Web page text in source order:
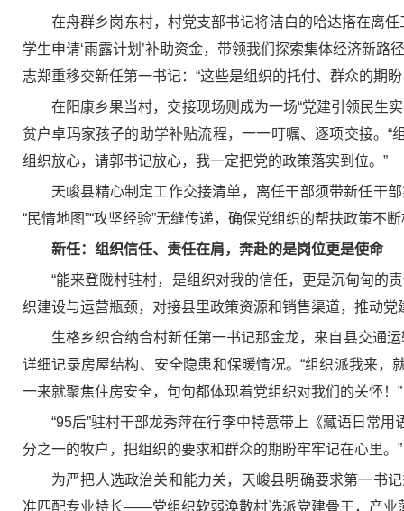
在舟群乡岗东村，村党支部书记将洁白的哈达搭在离
学生申请‘雨露计划’补助资金，带领我们探索集体经济新
志郑重移交新任第一书记：“这些是组织的托付、群众的期
在阳康乡果当村，交接现场则成为一场“党建引领民生
贫户卓玛家孩子的助学补贴流程，一一叮嘱、逐项交接。
组织放心，请郭书记放心，我一定把党的政策落实到位。”
天峻县精心制定工作交接清单，离任干部须带新任干
“民情地图”“攻坚经验”无缝传递，确保党组织的帮扶政策不
新任：组织信任、责任在肩，奔赴的是岗位更是使命
“能来登陇村驻村，是组织对我的信任，更是沉甸甸的
织建设与运营瓶颈，对接县里政策资源和销售渠道，推动
生格乡织合纳合村新任第一书记那金龙，来自县交通
详细记录房屋结构、安全隐患和保暖情况。“组织派我来，
一来就聚焦住房安全，句句都体现着党组织对我们的关怀！”
“95后”驻村干部龙秀萍在行李中特意带上《藏语日常
分之一的牧户，把组织的要求和群众的期盼牢牢记在心里。”
为严把人选政治关和能力关，天峻县明确要求第一书
准匹配专业特长——党组织软弱涣散村选派党建骨干，产业